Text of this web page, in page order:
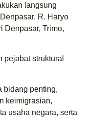
langsung
R. Haryo
Denpasar, Trimo,
struktural
bidang penting,
keimigrasian,
usaha negara, serta